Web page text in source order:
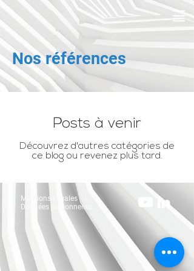
Nos références
Posts à venir
Découvrez d'autres catégories de
ce blog ou revenez plus tard.
Mentions LégalesI
Données personnelles